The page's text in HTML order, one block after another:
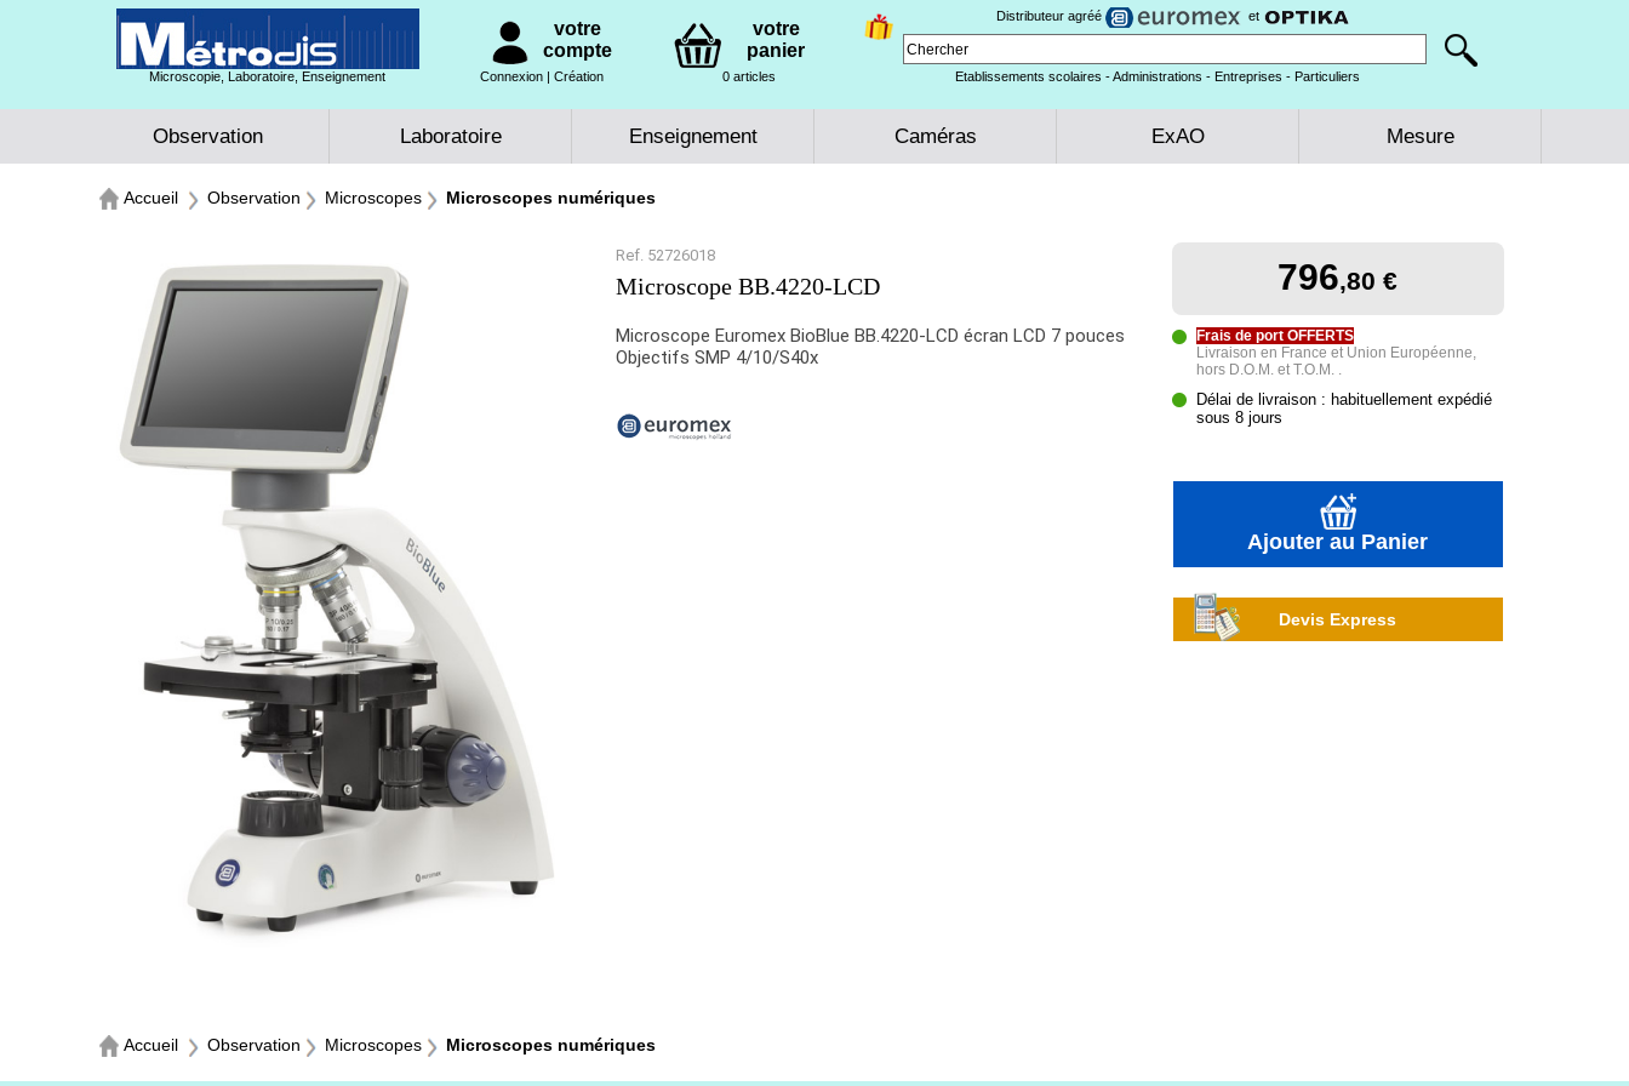
Microscopie, Laboratoire, Enseignement
votre
compte
Connexion | Création
votre
panier
0 articles
Distributeur agréé et
Etablissements scolaires - Administrations - Entreprises - Particuliers
Observation Laboratoire Enseignement Caméras ExAO Mesure
Accueil Observation Microscopes Microscopes numériques
Ref. 52726018
Microscope BB.4220‑LCD
Microscope Euromex BioBlue BB.4220-LCD écran LCD 7 pouces
Objectifs SMP 4/10/S40x
796,80 €
Frais de port OFFERTS
Livraison en France et Union Européenne,
hors D.O.M. et T.O.M. .
Délai de livraison : habituellement expédié
sous 8 jours
Ajouter au Panier
Devis Express
Accueil Observation Microscopes Microscopes numériques